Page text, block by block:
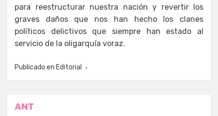
para reestructurar nuestra nación y revertir los
graves daños que nos han hecho los clanes
políticos delictivos que siempre han estado al
servicio de la oligarquía voraz.
Publicado en Editorial
Navegación
ANT